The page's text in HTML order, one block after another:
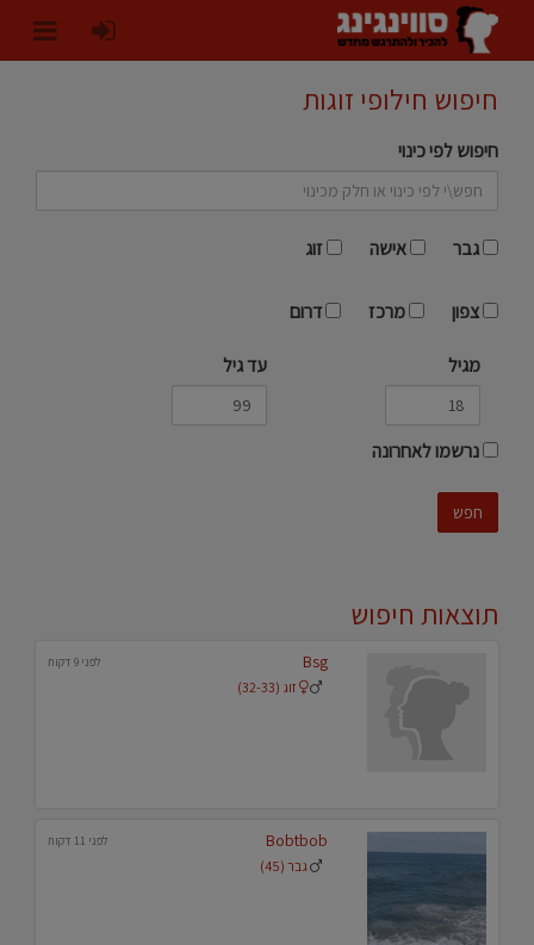
חיפוש חילופי זוגות
חיפוש לפי כינוי
גבר אישה זוג
צפון מרכז דרום
מגיל עד גיל
נרשמו לאחרונה
חפש
תוצאות חיפוש
Bsg לפני 9 דקות
זוג (32-33)
Bobtbob לפני 11 דקות
גבר (45)